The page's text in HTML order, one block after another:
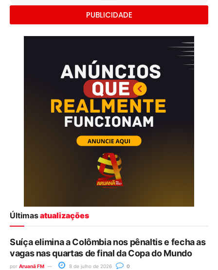
PUBLICIDADE
Últimasatualizações
Suíça elimina a Colômbia nos pênaltis e fecha as
vagas nas quartas de final da Copa do Mundo
por Aruanã FM 8 de julho de 2026 0